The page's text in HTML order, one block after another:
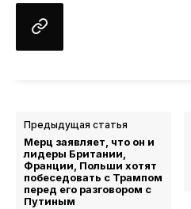
Предыдущая статья
Мерц заявляет, что он и
лидеры Британии,
Франции, Польши хотят
побеседовать с Трампом
перед его разговором с
Путиным